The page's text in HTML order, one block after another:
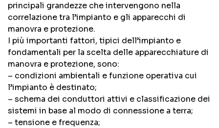
principali grandezze che intervengono nella
correlazione tra l’impianto e gli apparecchi di
manovra e protezione.
I più importanti fattori, tipici dell’impianto e
fondamentali per la scelta delle apparecchiature di
manovra e protezione, sono:
– condizioni ambientali e funzione operativa cui
l’impianto è destinato;
– schema dei conduttori attivi e classificazione dei
sistemi in base al modo di connessione a terra;
– tensione e frequenza;